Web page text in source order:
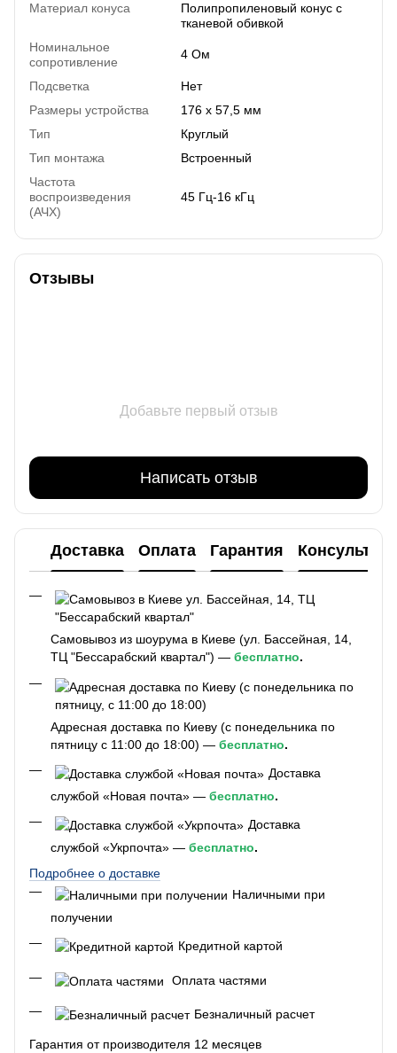
Материал конуса
Полипропиленовый конус с
тканевой обивкой
Номинальное
сопротивление
4 Ом
Подсветка
Нет
Размеры устройства
176 x 57,5 мм
Тип
Круглый
Тип монтажа
Встроенный
Частота
воспроизведения
(АЧХ)
45 Гц-16 кГц
Отзывы
Добавьте первый отзыв
Написать отзыв
Доставка Оплата Гарантия
Самовывоз из шоурума в Киеве (ул. Бассейная, 14,
ТЦ "Бессарабский квартал") — бесплатно.
Адресная доставка по Киеву (с понедельника по
пятницу с 11:00 до 18:00) — бесплатно.
Доставка
службой «Новая почта» — бесплатно.
Доставка
службой «Укрпочта» — бесплатно.
Подробнее о доставке
Наличными при
получении
Кредитной картой
Оплата частями
Безналичный расчет
Гарантия от производителя 12 месяцев